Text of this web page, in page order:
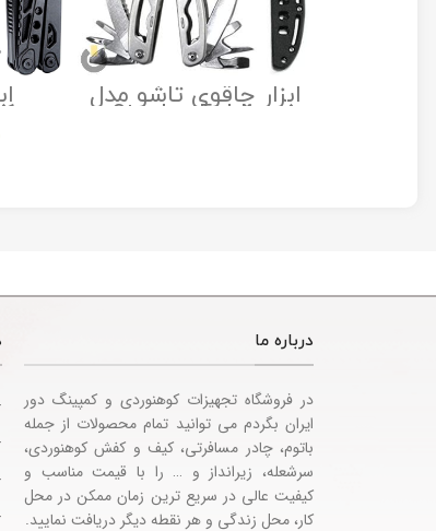
ابزار چاقوی تاشو مدل
Stanley Folding
درباره ما
در فروشگاه تجهیزات کوهنوردی و کمپینگ دور
ایران بگردم می توانید تمام محصولات از جمله
باتوم، چادر مسافرتی، کیف و کفش کوهنوردی،
سرشعله، زیرانداز و … را با قیمت مناسب و
کیفیت عالی در سریع ترین زمان ممکن در محل
کار، محل زندگی و هر نقطه دیگر دریافت نمایید.